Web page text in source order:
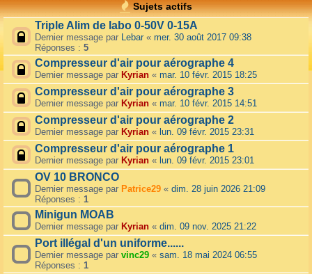
Sujets actifs
Triple Alim de labo 0-50V 0-15A
Dernier message par Lebar« mer. 30 août 2017 09:38
Réponses : 5
Compresseur d'air pour aérographe 4
Dernier message par Kyrian « mar. 10 févr. 2015 18:25
Compresseur d'air pour aérographe 3
Dernier message par Kyrian « mar. 10 févr. 2015 14:51
Compresseur d'air pour aérographe 2
Dernier message par Kyrian « lun. 09 févr. 2015 23:31
Compresseur d'air pour aérographe 1
Dernier message par Kyrian « lun. 09 févr. 2015 23:01
OV 10 BRONCO
Dernier message par Patrice29 « dim. 28 juin 2026 21:09
Réponses : 1
Minigun MOAB
Dernier message par Kyrian « dim. 09 nov. 2025 21:22
Port illégal d'un uniforme......
Dernier message par vinc29 « sam. 18 mai 2024 06:55
Réponses : 1